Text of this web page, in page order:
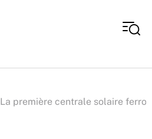
La première centrale solaire